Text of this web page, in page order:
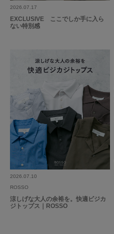
2026.07.17
EXCLUSIVE ここでしか手に入ら
ない特別感
2026.07.10
ROSSO
涼しげな大人の余裕を。快適ビジカ
ジトップス｜ROSSO